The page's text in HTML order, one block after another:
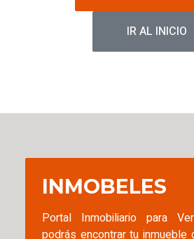
IR AL INICIO
INMOBELES
Portal Inmobiliario para
podrás encontrar tu